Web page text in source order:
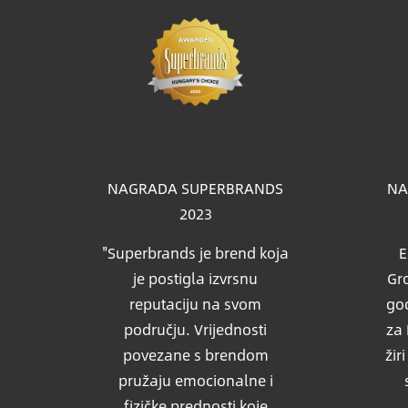
NAGRADA SUPERBRANDS
2023
"Superbrands je brend koja
je postigla izvrsnu
reputaciju na svom
području. Vrijednosti
povezane s brendom
pružaju emocionalne i
za